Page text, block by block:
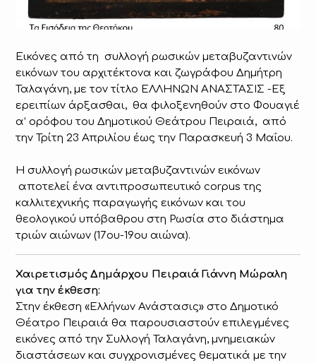
Εικόνες από τη συλλογή ρωσικών μεταβυζαντινών
εικόνων του αρχιτέκτονα και ζωγράφου Δημήτρη
Ταλαγάνη, με τον τίτλο ΕΛΛΗΝΩΝ ΑΝΑΣΤΑΣΙΣ -Εξ
ερειπίων άρξασθαι, θα φιλοξενηθούν στο Φουαγιέ
α’ ορόφου του Δημοτικού Θεάτρου Πειραιά, από
την Τρίτη 23 Απριλίου έως την Παρασκευή 3 Μαΐου.
Η συλλογή ρωσικών μεταβυζαντινών εικόνων
αποτελεί ένα αντιπροσωπευτικό corpus της
καλλιτεχνικής παραγωγής εικόνων και του
θεολογικού υπόβαθρου στη Ρωσία στο διάστημα
τριών αιώνων (17ου-19ου αιώνα).
Χαιρετισμός Δημάρχου Πειραιά Γιάννη Μώραλη
για την έκθεση:
Στην έκθεση «Ελλήνων Ανάστασις» στο Δημοτικό
Θέατρο Πειραιά θα παρουσιαστούν επιλεγμένες
εικόνες από την Συλλογή Ταλαγάνη, μνημειακών
διαστάσεων και συγχρονισμένες θεματικά με την